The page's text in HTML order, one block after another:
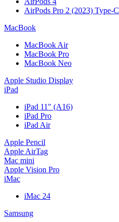
AirPods Pro 2 (2023) Type-C
MacBook
MacBook Air
MacBook Pro
MacBook Neo
Apple Studio Display
iPad
iPad 11" (A16)
iPad Pro
iPad Air
Apple Pencil
Apple AirTag
Mac mini
Apple Vision Pro
iMac
iMac 24
Samsung